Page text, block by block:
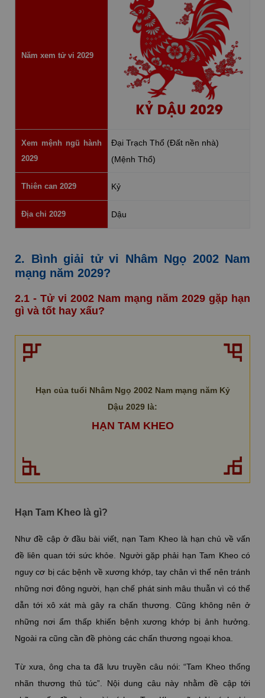
Năm xem tử vi 2029
KỶ DẬU 2029
Xem mệnh ngũ hành
2029
Đại Trạch Thổ (Đất nền nhà)
(Mệnh Thổ)
Thiên can 2029 Kỷ
Địa chi 2029 Dậu
2. Bình giải tử vi Nhâm Ngọ 2002 Nam
mạng năm 2029?
2.1 - Tử vi 2002 Nam mạng năm 2029 gặp hạn
gì và tốt hay xấu?
Hạn của tuổi Nhâm Ngọ 2002 Nam mạng năm Kỷ
Dậu 2029 là:
HẠN TAM KHEO
Hạn Tam Kheo là gì?
Như đề cập ở đầu bài viết, nạn Tam Kheo là hạn chủ về vấn
đề liên quan tới sức khỏe. Người gặp phải hạn Tam Kheo có
nguy cơ bị các bệnh về xương khớp, tay chân vì thế nên tránh
những nơi đông người, hạn chế phát sinh mâu thuẫn vì có thể
dẫn tới xô xát mà gây ra chấn thương. Cũng không nên ở
những nơi ẩm thấp khiến bệnh xương khớp bị ảnh hưởng.
Ngoài ra cũng cần đề phòng các chấn thương ngoại khoa.
Từ xưa, ông cha ta đã lưu truyền câu nói: “Tam Kheo thống
nhãn thương thủ túc”. Nội dung câu này nhằm đề cập tới